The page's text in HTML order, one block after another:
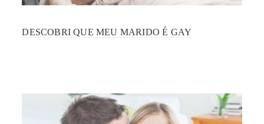
DESCOBRI QUE MEU MARIDO É GAY